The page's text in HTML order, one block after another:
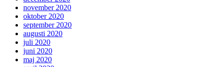
november 2020
oktober 2020
september 2020
augusti 2020
juli 2020
juni 2020
maj 2020